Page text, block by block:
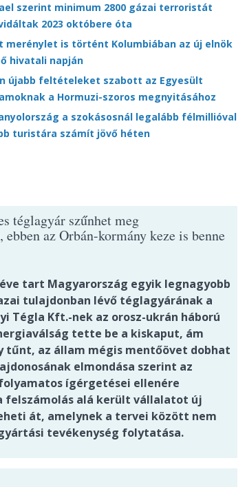
szerint minimum 2800 gázai terroristát
2023 októbere óta
merénylet is történt Kolumbiában az új elnök
hivatali napján
újabb feltételeket szabott az Egyesült
a Hormuzi-szoros megnyitásához
a szokásosnál legalább félmillióval
turistára számít jövő héten
téglagyár szűnhet meg
ebben az Orbán-kormány keze is benne
tart Magyarország egyik legnagyobb
tulajdonban lévő téglagyárának a
Tégla Kft.-nek az orosz-ukrán háború
tette be a kiskaput, ám
tűnt, az állam mégis mentőövet dobhat
elmondása szerint az
ígérgetései ellenére
felszámolás alá került vállalatot új
át, amelynek a tervei között nem
tevékenység folytatása.